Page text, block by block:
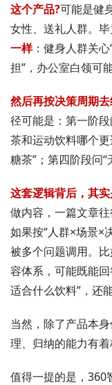
这个产品?可能是健
女性、送礼人群。毕
一样：健身人群关
担”，办公室白领可
然后再按决策周期
径可能是：第一阶
茶和运动饮料哪个
糖茶”；第四阶段问“
这套逻辑背后，其
做内容，一篇文章
如果按“人群×场景×
被多个问题调用。
容体系，可能既能
适合什么饮料”，还
当然，除了产品本
理、归纳的能力有着
值得一提的是，360